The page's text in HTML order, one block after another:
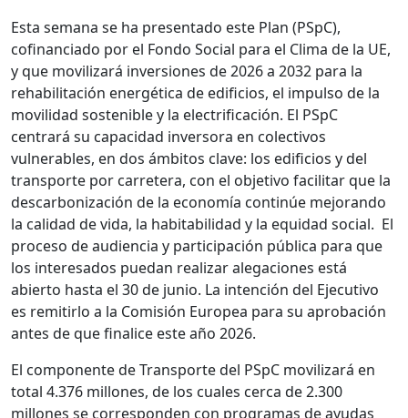
Esta semana se ha presentado este Plan (PSpC),
cofinanciado por el Fondo Social para el Clima de la UE,
y que movilizará inversiones de 2026 a 2032 para la
rehabilitación energética de edificios, el impulso de la
movilidad sostenible y la electrificación. El PSpC
centrará su capacidad inversora en colectivos
vulnerables, en dos ámbitos clave: los edificios y del
transporte por carretera, con el objetivo facilitar que la
descarbonización de la economía continúe mejorando
la calidad de vida, la habitabilidad y la equidad social. El
proceso de audiencia y participación pública para que
los interesados puedan realizar alegaciones está
abierto hasta el 30 de junio. La intención del Ejecutivo
es remitirlo a la Comisión Europea para su aprobación
antes de que finalice este año 2026.
El componente de Transporte del PSpC movilizará en
total 4.376 millones, de los cuales cerca de 2.300
millones se corresponden con programas de ayudas